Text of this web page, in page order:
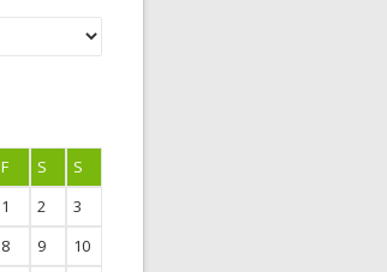
F S
S
1
2
3
8 9
10